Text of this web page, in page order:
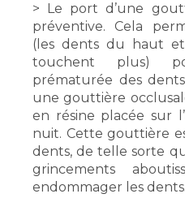
> Le port d’une
préventive. Cela
(les dents du haut
touchent plus)
prématurée des
une gouttière
en résine placée sur
nuit. Cette gouttière
dents, de telle sorte
grincements
endommager les dents.